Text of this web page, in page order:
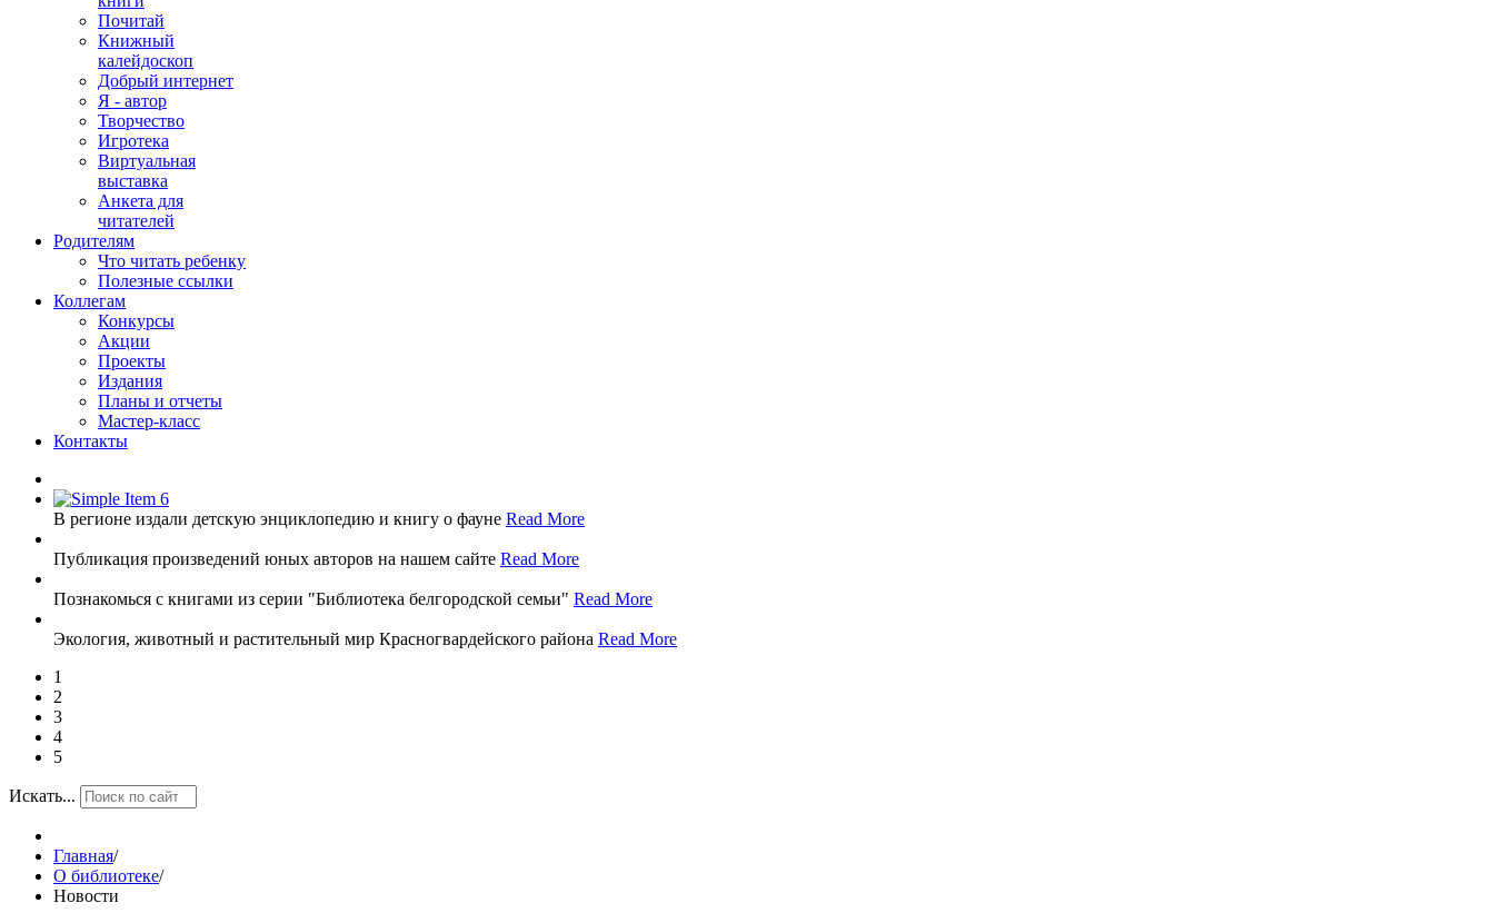
Почитай
Книжный
калейдоскоп
Добрый интернет
Я - автор
Творчество
Игротека
Виртуальная
выставка
Анкета для
читателей
Родителям
Что читать ребенку
Полезные ссылки
Коллегам
Конкурсы
Акции
Проекты
Издания
Планы и отчеты
Мастер-класс
Контакты
В регионе издали детскую энциклопедию и книгу о фауне Read More
Публикация произведений юных авторов на нашем сайте Read More
Познакомься с книгами из серии "Библиотека белгородской семьи" Read More
Экология, животный и растительный мир Красногвардейского района Read More
1
2
3
4
5
Искать...
Главная/
О библиотеке/
Новости